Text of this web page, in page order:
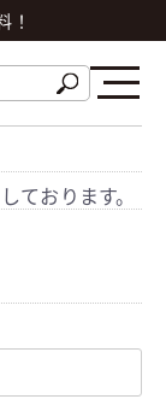
！
ております。